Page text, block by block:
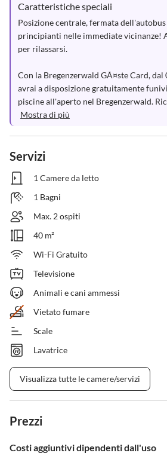
Caratteristiche speciali
Posizione centrale, fermata
principianti nelle immediate vicinanze!
per rilassarsi.
Con la Bregenzerwald GÃ¤ste Card, dal
avrai a disposizione gratuitamente
piscine all'aperto nel Bregenzerwald.
Mostra di più
Servizi
1 Camere da letto
1 Bagni
Max. 2 ospiti
40 m²
Wi-Fi Gratuito
Televisione
Animali e cani ammessi
Vietato fumare
Scale
Lavatrice
Visualizza tutte le camere/servizi
Prezzi
Costi aggiuntivi dipendenti dall'uso